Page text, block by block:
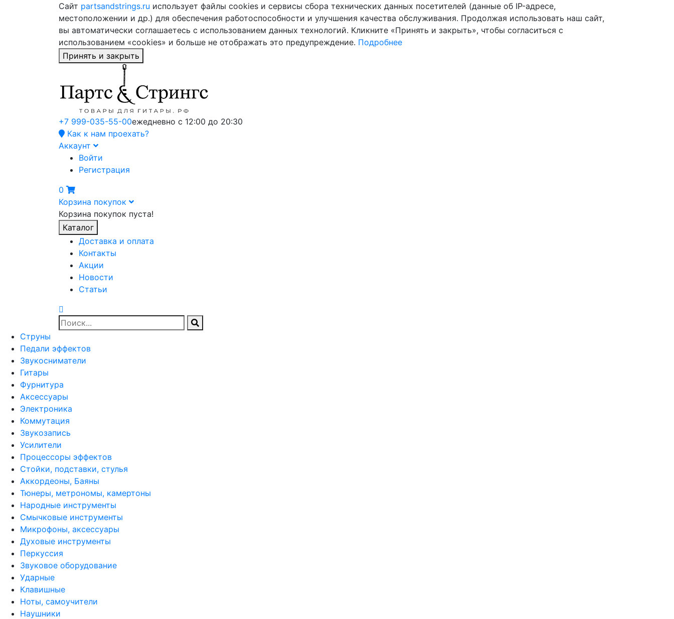
Сайт partsandstrings.ru использует файлы cookies и сервисы сбора технических данных посетителей (данные об IP-адресе,
местоположении и др.) для обеспечения работоспособности и улучшения качества обслуживания. Продолжая использовать наш сайт,
вы автоматически соглашаетесь с использованием данных технологий. Кликните «Принять и закрыть», чтобы согласиться с
использованием «cookies» и больше не отображать это предупреждение. Подробнее
Принять и закрыть
+7 999-035-55-00ежедневно с 12:00 до 20:30
Как к нам проехать?
Аккаунт
Войти
Регистрация
0
Корзина покупок
Корзина покупок пуста!
Каталог
Доставка и оплата
Контакты
Акции
Новости
Статьи
Струны
Педали эффектов
Звукосниматели
Гитары
Фурнитура
Аксессуары
Электроника
Коммутация
Звукозапись
Усилители
Процессоры эффектов
Стойки, подставки, стулья
Аккордеоны, Баяны
Тюнеры, метрономы, камертоны
Народные инструменты
Смычковые инструменты
Микрофоны, аксессуары
Духовые инструменты
Перкуссия
Звуковое оборудование
Ударные
Клавишные
Ноты, самоучители
Наушники